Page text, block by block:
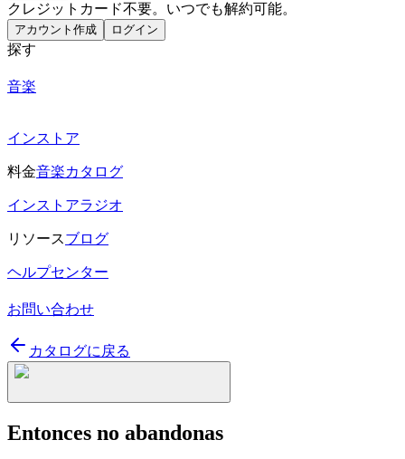
クレジットカード不要。いつでも解約可能。
アカウント作成 ログイン
探す
音楽
インストア
料金音楽カタログ
インストアラジオ
リソースブログ
ヘルプセンター
お問い合わせ
カタログに戻る
Entonces no abandonas